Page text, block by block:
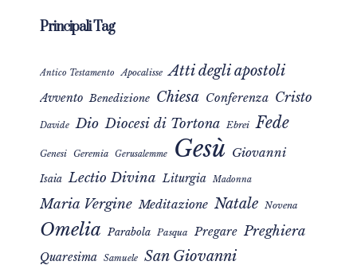
Principali Tag
Antico Testamento Apocalisse Atti degli apostoli
Avvento Benedizione Chiesa Conferenza Cristo
Davide Dio Diocesi di Tortona Ebrei Fede
Genesi Geremia Gerusalemme Gesù Giovanni
Isaia Lectio Divina Liturgia Madonna
Maria Vergine Meditazione Natale Novena
Omelia Parabola Pasqua Pregare Preghiera
Quaresima Samuele San Giovanni